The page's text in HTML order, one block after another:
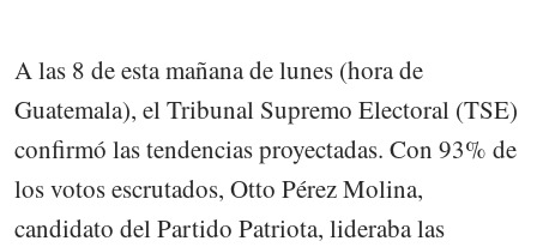
A las 8 de esta mañana de lunes (hora de
Guatemala), el Tribunal Supremo Electoral (TSE)
confirmó las tendencias proyectadas. Con 93% de
los votos escrutados, Otto Pérez Molina,
candidato del Partido Patriota, lideraba las